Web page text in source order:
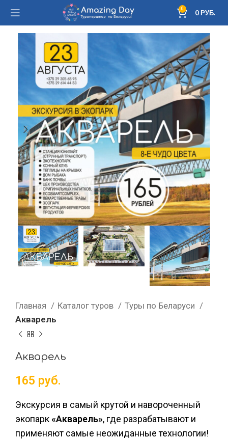
0 0РУБ.
Главная Каталог туров
Туры по Беларуси
Акварель
Акварель
165 руб.
Экскурсия в самый крутой и навороченный
экопарк«Акварель», где разрабатывают и
применяют самые неожиданные технологии!